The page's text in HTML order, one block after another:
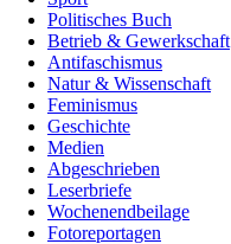
Politisches Buch
Betrieb & Gewerkschaft
Antifaschismus
Natur & Wissenschaft
Feminismus
Geschichte
Medien
Abgeschrieben
Leserbriefe
Wochenendbeilage
Fotoreportagen